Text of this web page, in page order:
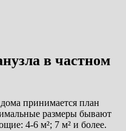
в частном
принимается план
размеры бывают
4-6 м²; 7 м² и более.